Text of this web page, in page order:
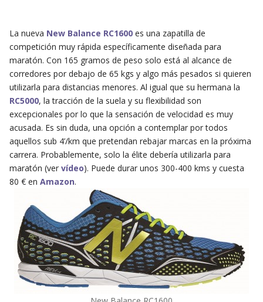
La nueva New Balance RC1600es una zapatilla de
competición muy rápida específicamente diseñada para
maratón. Con 165 gramos de peso solo está al alcance de
corredores por debajo de 65 kgs y algo más pesados si quieren
utilizarla para distancias menores. Al igual que su hermana la
RC5000, la tracción de la suela y su flexibilidad son
excepcionales por lo que la sensación de velocidad es muy
acusada. Es sin duda, una opción a contemplar por todos
aquellos sub 4’/km que pretendan rebajar marcas en la próxima
carrera. Probablemente, solo la élite debería utilizarla para
maratón (ver vídeo). Puede durar unos 300-400 kms y cuesta
80 € en Amazon.